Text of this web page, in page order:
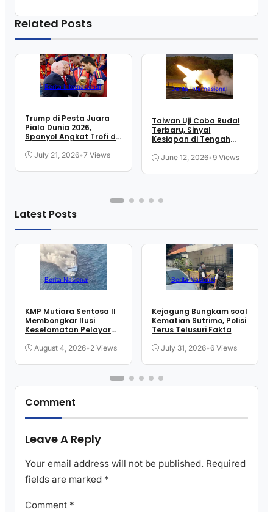
Related Posts
Berita Internasional
Trump di Pesta Juara
Piala Dunia 2026,
Spanyol Angkat Trofi di
July 21, 2026•7 Views
Berita Internasional
Taiwan Uji Coba Rudal
Terbaru, Sinyal
Kesiapan di Tengah
June 12, 2026•9 Views
Latest Posts
Berita Nasional
KMP Mutiara Sentosa II
Membongkar Ilusi
Keselamatan Pelayaran
August 4, 2026• 2 Views
Berita Nasional
Kejagung Bungkam soal
Kematian Sutrimo, Polisi
Terus Telusuri Fakta
July 31, 2026•6 Views
Comment
Leave A Reply
Your email address will not be published. Required
fields are marked *
Comment *